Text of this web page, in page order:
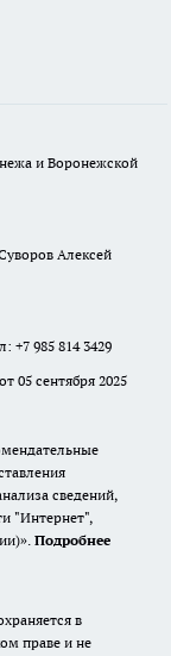
и Воронежской
Алексей
+7 985 814 3429
05 сентября 2025
сведений,
"Интернет",
Подробнее
в
праве и не